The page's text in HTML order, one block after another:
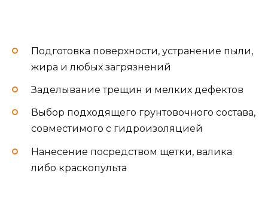
Подготовка поверхности, устранение пыли,
жира и любых загрязнений
Заделывание трещин и мелких дефектов
Выбор подходящего грунтовочного состава,
совместимого с гидроизоляцией
Нанесение посредством щетки, валика
либо краскопульта